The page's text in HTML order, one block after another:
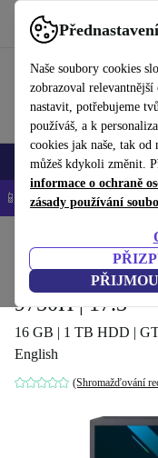
Naše soubory cookies
zobrazoval
nastavit, potřebujeme
používáš, a k
cookies jak naše, tak od
můžeš kdykoli změnit.
informace o ochraně
zásady používání
Používejte refurbed
Mobily a smartphony
📱 -5 % NAVÍC na
Notebooky
Acer Predator
9750H | 17.3"
16 GB | 1 TB HDD |
English
(Shromažďování